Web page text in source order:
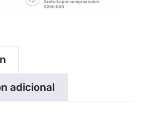
adicional